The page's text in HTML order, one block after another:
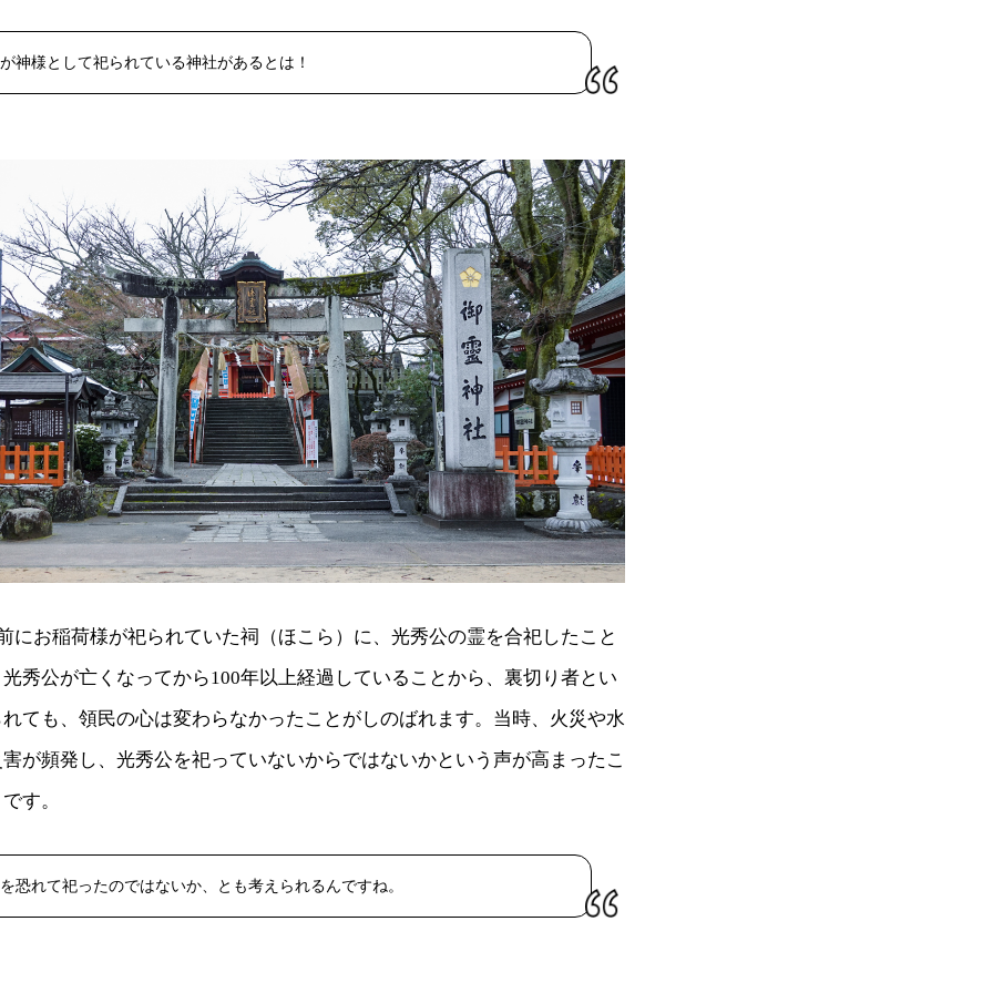
神様として祀られている神社があるとは！
にお稲荷様が祀られていた祠（ほこら）に、光秀公の霊を合祀したこと
秀公が亡くなってから100年以上経過していることから、裏切り者とい
ても、領民の心は変わらなかったことがしのばれます。当時、火災や水
が頻発し、光秀公を祀っていないからではないかという声が高まったこ
す。
恐れて祀ったのではないか、とも考えられるんですね。